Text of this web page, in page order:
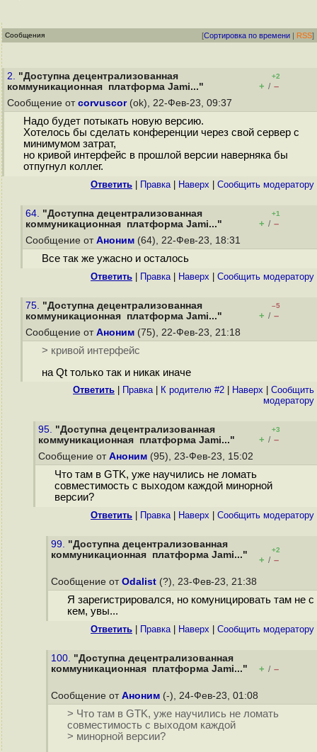
Сообщения [Сортировка по времени | RSS]
2. "Доступна децентрализованная
коммуникационная платформа Jami..."
+2
+ / –
Сообщение от corvuscor(ok), 22-Фев-23, 09:37
Надо будет потыкать новую версию.
Хотелось бы сделать конференции через свой сервер с
минимумом затрат,
но кривой интерфейс в прошлой версии наверняка бы
отпугнул коллег.
Ответить Правка| Наверх Cообщить модератору
64. "Доступна децентрализованная
коммуникационная платформа Jami..."
+1
+ / –
Сообщение от Аноним (64), 22-Фев-23, 18:31
Все так же ужасно и осталось
Ответить Правка| Наверх Cообщить модератору
75. "Доступна децентрализованная
коммуникационная платформа Jami..."
–5
+ / –
Сообщение от Аноним (75), 22-Фев-23, 21:18
> кривой интерфейс
на Qt только так и никак иначе
Ответить Правка| К родителю #2 Наверх
Cообщить
модератору
95. "Доступна децентрализованная
коммуникационная платформа Jami..."
+3
+ / –
Сообщение от Аноним (95), 23-Фев-23, 15:02
Что там в GTK, уже научились не ломать
совместимость с выходом каждой минорной
версии?
Ответить Правка| Наверх Cообщить модератору
99. "Доступна децентрализованная
коммуникационная платформа Jami..."
+2
+ / –
Сообщение от Odalist (?), 23-Фев-23, 21:38
Я зарегистрировался, но комуницировать там не с
кем, увы...
Ответить Правка| Наверх Cообщить модератору
100. "Доступна децентрализованная
коммуникационная платформа Jami..."
+ / –
Сообщение от Аноним (-), 24-Фев-23, 01:08
> Что там в GTK, уже научились не ломать
совместимость с выходом каждой
> минорной версии?